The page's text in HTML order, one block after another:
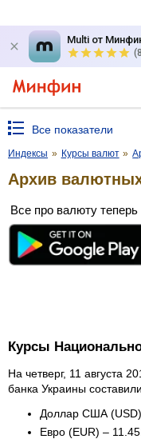
Multi от
Все показатели
Индексы » Курсы валют »
Архив
Все про валюту
Курсы
На четверг, 11 августа
банка Украины
Доллар США (USD)
Евро (EUR) –